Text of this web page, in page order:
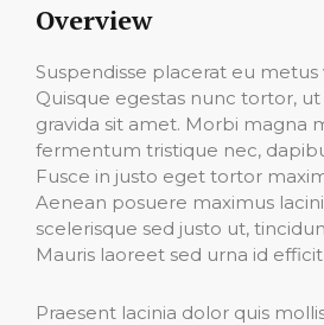
Overview
Suspendisse placerat eu
Quisque egestas nunc tortor,
gravida sit amet. Morbi magna
fermentum tristique nec,
Fusce in justo eget tortor
Aenean posuere maximus
scelerisque sed justo ut,
Mauris laoreet sed urna id
Praesent lacinia dolor quis